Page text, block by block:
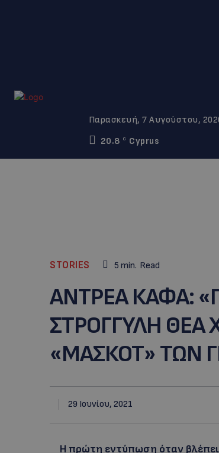
Παρασκευή, 7 Αυγούστου,
20.8
C Cyprus
STORIES 5 min. Read
ANTΡΕΑ ΚΑΦΑ:
ΣΤΡΟΓΓΥΛΗ ΘΕΑ
«ΜΑΣΚΟΤ» ΤΩΝ
29 Ιουνίου, 2021
H πρώτη εντύπωση όταν